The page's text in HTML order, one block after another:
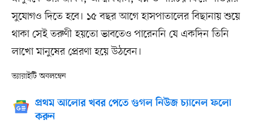
সুযোগও দিতে হবে। ১৫ বছর আগে হাসপাতালের বিছানায় শুয়ে
থাকা সেই তরুণী হয়তো ভাবতেও পারেননি যে একদিন তিনি
লাখো মানুষের প্রেরণা হয়ে উঠবেন।
ভ্যারাইটি অবলম্বেন
প্রথম আলোর খবর পেতে গুগল নিউজ চ্যানেল ফলো
করুন